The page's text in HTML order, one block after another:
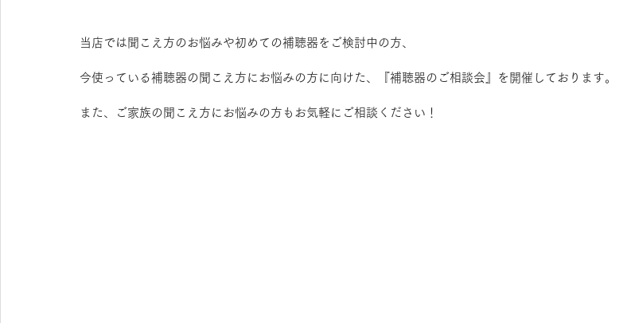
当店では聞こえ方のお悩みや初めての補聴器をご検討中の方、
今使っている補聴器の聞こえ方にお悩みの方に向けた、『補聴器のご相談会』を開催しております。
また、ご家族の聞こえ方にお悩みの方もお気軽にご相談ください！